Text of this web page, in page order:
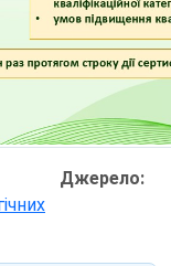
Джерело: